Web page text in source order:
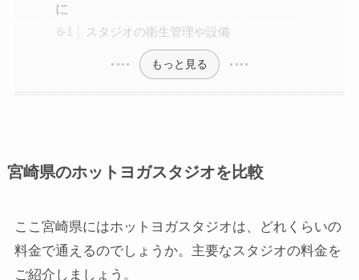
に
スタジオの衛生管理や設備
もっと見る
宮崎県のホットヨガスタジオを比較
ここ宮崎県にはホットヨガスタジオは、どれくらいの
料金で通えるのでしょうか。主要なスタジオの料金を
ご紹介しましょう。